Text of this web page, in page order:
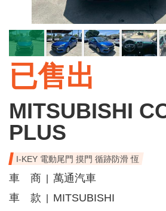
已售出
MITSUBISHI
PLUS
I-KEY 電動尾門 摸門 循跡防滑 恆
車 商
萬通汽車
車 款
MITSUBISHI